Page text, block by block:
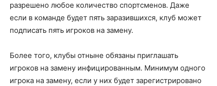
разрешено любое количество спортсменов. Даже
если в команде будет пять заразившихся, клуб может
подписать пять игроков на замену.
Более того, клубы отныне обязаны приглашать
игроков на замену инфицированным. Минимум одного
игрока на замену, если у них будет зарегистрировано